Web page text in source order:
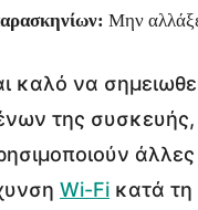
Μην
καλό να
της συσκευής,
Wi-Fi κατά τη